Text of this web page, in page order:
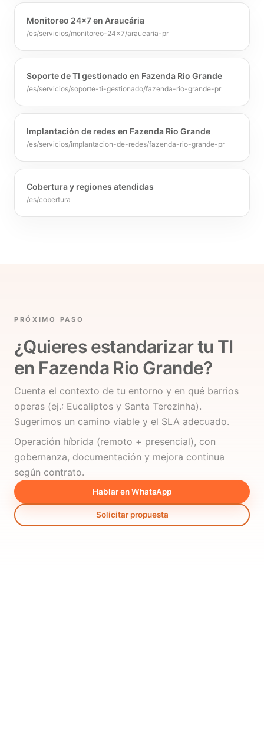
Monitoreo 24×7 en Araucária
/es/servicios/monitoreo-24x7/araucaria-pr
Soporte de TI gestionado en Fazenda Rio Grande
/es/servicios/soporte-ti-gestionado/fazenda-rio-grande-pr
Implantación de redes en Fazenda Rio Grande
/es/servicios/implantacion-de-redes/fazenda-rio-grande-pr
Cobertura y regiones atendidas
/es/cobertura
PRÓXIMO PASO
¿Quieres estandarizar tu TI
en Fazenda Rio Grande?
Cuenta el contexto de tu entorno y en qué barrios
operas (ej.: Eucaliptos y Santa Terezinha).
Sugerimos un camino viable y el SLA adecuado.
Operación híbrida (remoto + presencial), con
gobernanza, documentación y mejora continua
según contrato.
Hablar en WhatsApp
Solicitar propuesta